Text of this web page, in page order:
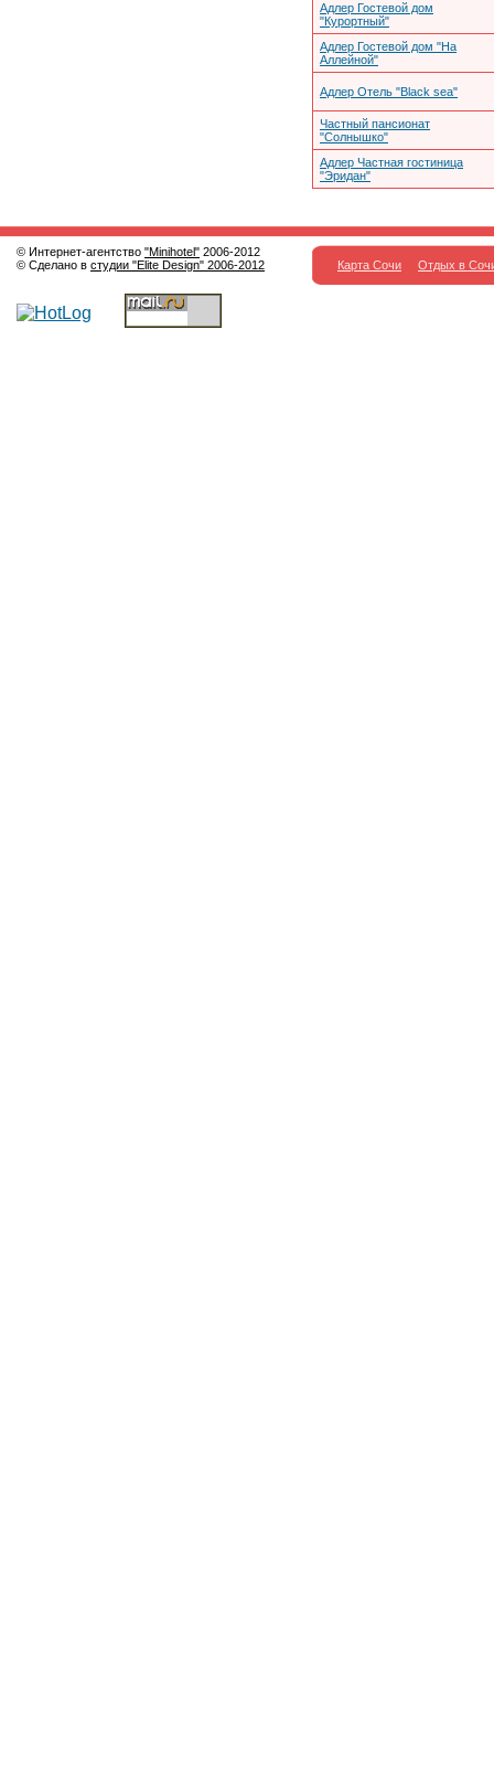
Адлер Гостевой дом
"Курортный"
Адлер Гостевой дом "На
Аллейной"
Адлер Отель "Black sea"
Частный пансионат
"Солнышко"
Адлер Частная гостиница
"Эридан"
© Интернет-агентство "Minihotel" 2006-2012
© Сделано в студии "Elite Design" 2006-2012 Карта Сочи Отдых в